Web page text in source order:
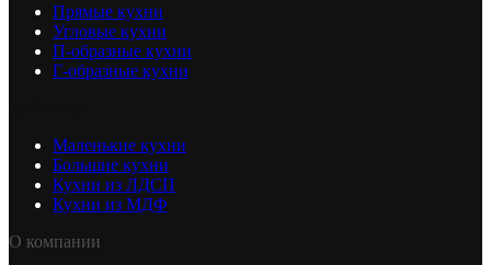
Прямые кухни
Угловые кухни
П-образные кухни
Г-образные кухни
Маленькие кухни
Большие кухни
Кухни из ЛДСП
Кухни из МДФ
О компании